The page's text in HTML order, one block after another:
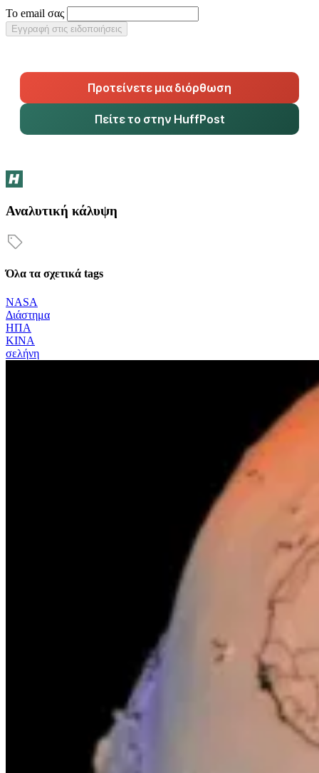
Το email σας
Εγγραφή στις ειδοποιήσεις
Προτείνετε μια διόρθωση
Πείτε το στην HuffPost
Αναλυτική κάλυψη
Όλα τα σχετικά tags
NASA
Διάστημα
ΗΠΑ
ΚΙΝΑ
σελήνη